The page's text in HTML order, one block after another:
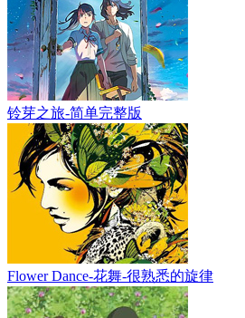
铃芽之旅-简单完整版
Flower Dance-花舞-很熟悉的旋律